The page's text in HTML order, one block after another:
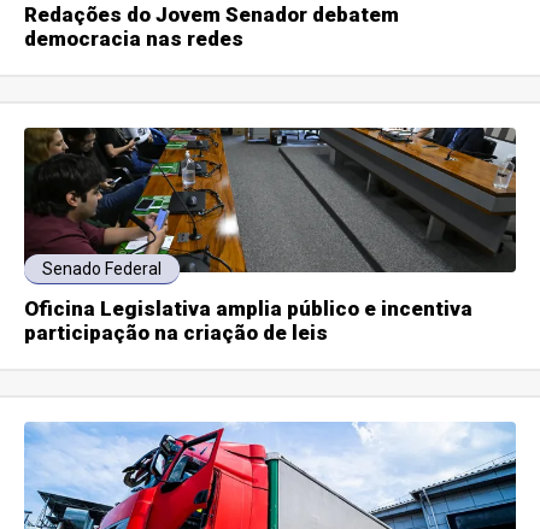
Redações do Jovem Senador debatem
democracia nas redes
Senado Federal
Oficina Legislativa amplia público e incentiva
participação na criação de leis